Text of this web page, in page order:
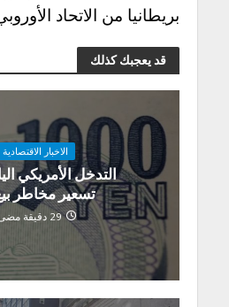
بريطانيا من الاتحاد
قد يعجبك كذلك
الاخبار الاقتصادية
التدخل الأمريكي
تسعير مخاطر
29 دقيقة مضى